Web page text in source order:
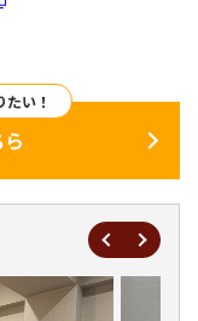
い！